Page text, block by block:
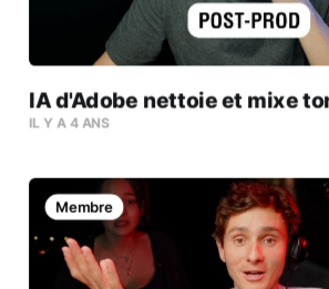
IA d'Adobe nettoie et mixe
IL Y A 4 ANS
Membre